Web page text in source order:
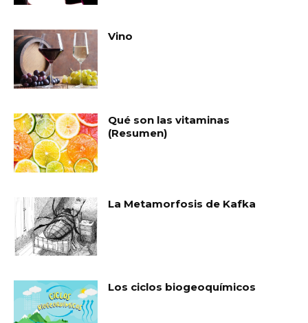
Vino
Qué son las vitaminas
(Resumen)
La Metamorfosis de Kafka
Los ciclos biogeoquímicos